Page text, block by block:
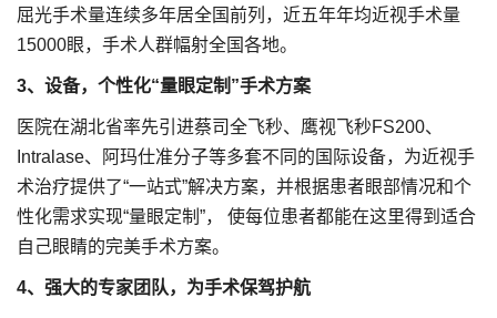
屈光手术量连续多年居全国前列，近五年年均近视手术量
15000眼，手术人群幅射全国各地。
3、设备，个性化“量眼定制”手术方案
医院在湖北省率先引进蔡司全飞秒、鹰视飞秒FS200、
Intralase、阿玛仕准分子等多套不同的国际设备，为近视手
术治疗提供了“一站式”解决方案，并根据患者眼部情况和个
性化需求实现“量眼定制”， 使每位患者都能在这里得到适合
自己眼睛的完美手术方案。
4、强大的专家团队，为手术保驾护航